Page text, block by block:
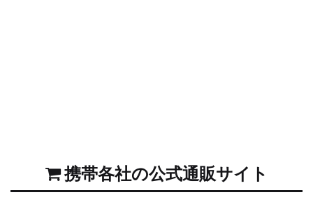
携帯各社の公式通販サイト